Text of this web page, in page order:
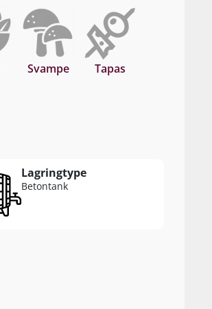
Svampe Tapas
Lagringtype
Betontank